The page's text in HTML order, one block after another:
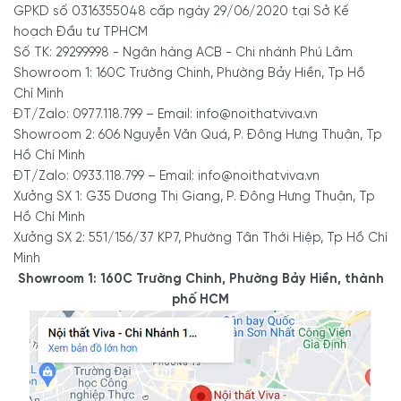
L chuẩn
4.1. Tiêu chuẩn kích thước bếp
chữ L hiện đại
Sự thuận tiện khi sử dụng chịu nhiều chi phối bởi kích thước
chiều cao chuẩn của tủ bếp L. Để đảm bảo độ thẩm mỹ
cao cho không gian nhà bếp, chiều dài của tủ bếp thường
sẽ có kích thước khít vào chiều dài của bức tường.
Kích thước tủ bếp chữ L theo tiêu chuẩn chiều cao, chiều dài,
Dựa theo kích thước chuẩn chiều cao của người Việt, chiều
cao của tủ bếp sẽ được thiết kế tương ứng. Hoặc có
thể chọn kiểu tủ bếp kịch trần giúp tối ưu diện tích sử dụng.
Nhưng sẽ tuân theo một số nguyên tắc sau:
Chiều cao của tủ bếp sẽ được tính từ mặt sàn lên
đến nóc của tủ bếp trên với kích thước 2,25m.
GPKD số 0316355048 cấp ngày 29/06/2020 tại Sở Kế
hoạch Đầu tư TPHCM
Số TK: 29299998 - Ngân hàng ACB - Chi nhánh Phú Lâm
Showroom 1: 160C Trường Chinh, Phường Bảy Hiền, Tp Hồ
Chí Minh
ĐT/Zalo: 0977.118.799 – Email: info@noithatviva.vn
Showroom 2: 606 Nguyễn Văn Quá, P. Đông Hưng Thuận, Tp
Hồ Chí Minh
ĐT/Zalo: 0933.118.799 – Email: info@noithatviva.vn
Xưởng SX 1: G35 Dương Thị Giang, P. Đông Hưng Thuận, Tp
Hồ Chí Minh
Xưởng SX 2: 551/156/37 KP7, Phường Tân Thới Hiệp, Tp Hồ Chí
Minh
Showroom 1: 160C Trường Chinh, Phường Bảy Hiền, thành
phố HCM